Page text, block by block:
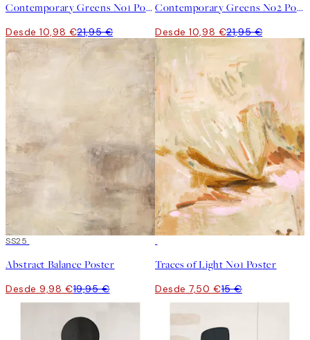
Contemporary Greens No1 Poster
Desde 10,98 €21,95 €
Contemporary Greens No2 Poster
Desde 10,98 €21,95 €
50%*
SS25
Abstract Balance Poster
Desde 9,98 €19,95 €
Traces of Light No1 Poster
Desde 7,50 €15 €